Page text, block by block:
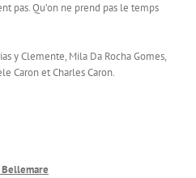
pas. Qu’on ne prend pas le temps
y Clemente, Mila Da Rocha Gomes,
Caron et Charles Caron.